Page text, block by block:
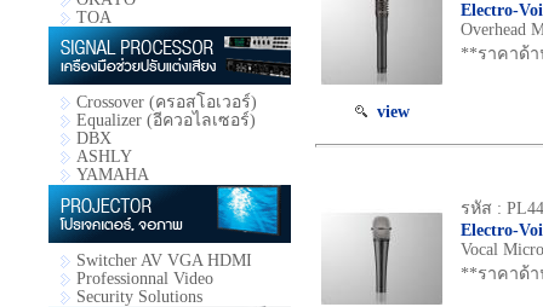
TOA
Crossover (ครอสโอเวอร์)
Equalizer (อีควอไลเซอร์)
DBX
ASHLY
YAMAHA
Switcher AV VGA HDMI
Professionnal Video
Security Solutions
view
Electro-
Overhead
**ราคาด้
รหัส : PL44
Electro-
Vocal
**ราคาด้